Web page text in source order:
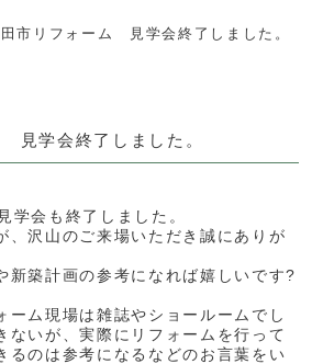
市リフォーム 見学会終了しました。
見学会終了しました。
学会も終了しました。
、沢山のご来場いただき誠にありが
新築計画の参考になれば嬉しいです?
ーム現場は雑誌やショールームでし
ないが、実際にリフォームを行って
るのは参考になるなどのお言葉をい